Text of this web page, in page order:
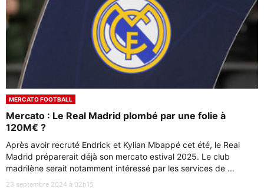
MERCATO FOOTBALL
Mercato : Le Real Madrid plombé par une folie à
120M€ ?
Après avoir recruté Endrick et Kylian Mbappé cet été, le Real
Madrid préparerait déjà son mercato estival 2025. Le club
madrilène serait notamment intéressé par les services de ...
23 septembre 2024 à 02h15